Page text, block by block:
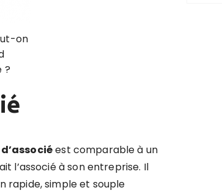
on
?
est comparable à un
l’associé à son entreprise. Il
rapide, simple et souple